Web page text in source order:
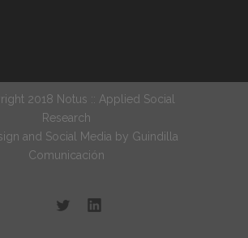
2018 Notus :: Applied Social
Research
and Social Media by Guindilla
Comunicación